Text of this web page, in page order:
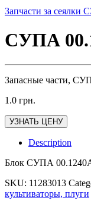
Запчасти за сеялки
СУПА
Запасные части,
1.0 грн.
УЗНАТЬ ЦЕНУ
Description
Блок СУПА
SKU: 11283013
культиваторы, плуги